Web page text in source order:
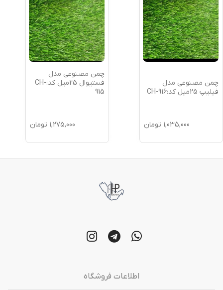
چمن مصنوعی مدل
فیلیپ 25میل کد:CH-916
1,035,000 تومان
چمن مصنوعی مدل
فستیوال 25میل کد:CH-
915
1,275,000 تومان
اطلاعات فروشگاه